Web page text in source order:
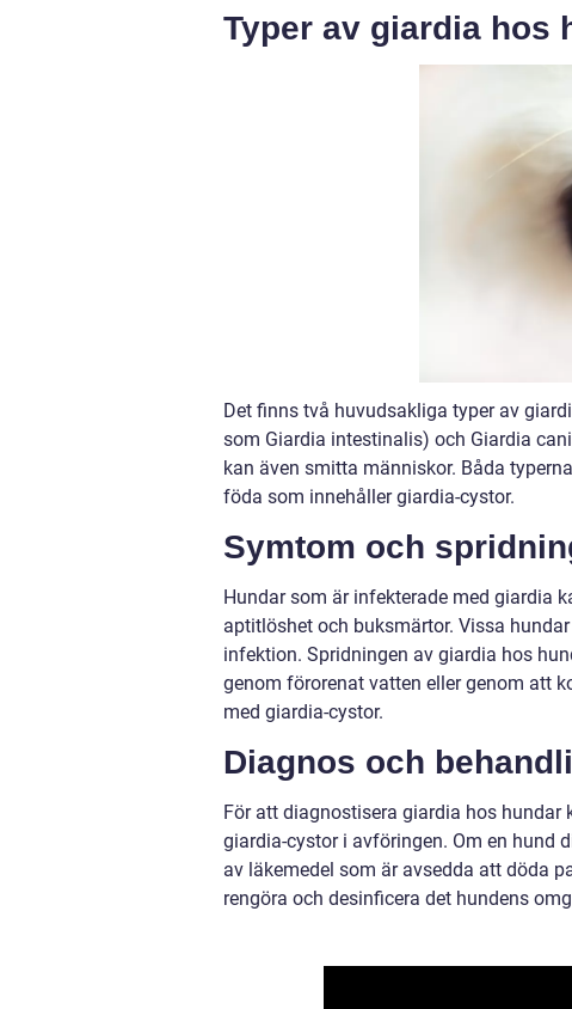
Typer av giardia hos
Det finns två huvudsakliga typer av
som Giardia intestinalis) och Giardia
kan även smitta människor. Båda
föda som innehåller giardia-cystor.
Symtom och
Hundar som är infekterade med giardia
aptitlöshet och buksmärtor. Vissa
infektion. Spridningen av giardia hos
genom förorenat vatten eller genom att
med giardia-cystor.
Diagnos och
För att diagnostisera giardia hos
giardia-cystor i avföringen. Om en hund
av läkemedel som är avsedda att döda
rengöra och desinficera det hundens